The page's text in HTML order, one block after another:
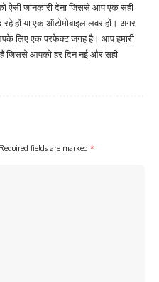
ऐसी जानकारी देना जिससे आप एक सही
हों या एक ऑटोमोबाइल लवर हों। अगर
आपके लिए एक परफेक्ट जगह है। आप हमारी
जिससे आपको हर दिन नई और सही
Required fields are marked *